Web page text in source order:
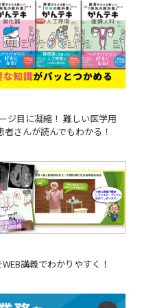
ジ目に凝縮！ 難しい医学用
さんが読んでもわかる！
講義でわかりやすく！